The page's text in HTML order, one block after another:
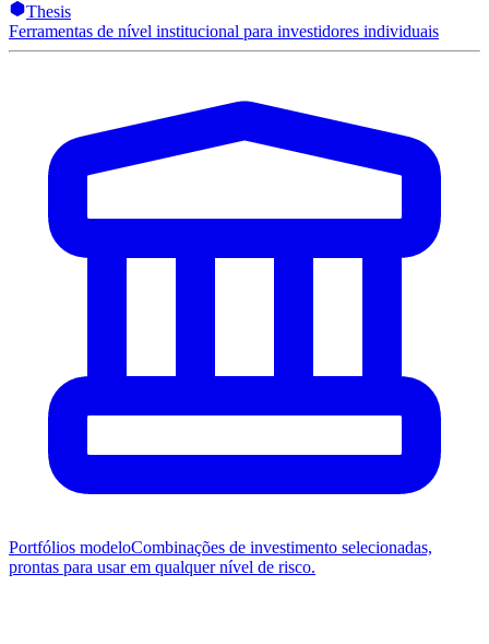
Thesis
Ferramentas de nível institucional para investidores individuais
Portfólios modeloCombinações de investimento selecionadas,
prontas para usar em qualquer nível de risco.